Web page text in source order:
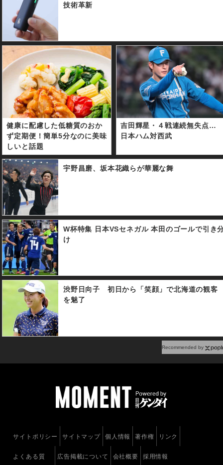
技術革新
健康に配慮した低糖質のおか
ず定期便！簡単5分なのに美味
しいと話題
吉田輝星・４戦連続無失点…
日本ハム対西武
宇野昌磨、坂本花織らが華麗な舞
W杯特集 日本VSセネガル 本田のゴールで引き
け
渋野日向子 初日から「笑顔」で北海道の観客
を魅了
Recommended by
サイトポリシー サイトマップ 個人情報 著作権 リンク
よくある質 広告掲載について 会社概要 採用情報